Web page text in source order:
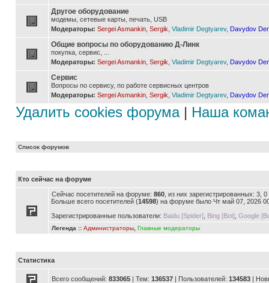
Другое оборудование
модемы, сетевые карты, печать, USB
Модераторы: Sergei Asmankin Sergik Vladimir Degtyarev, Davydov
Общие вопросы по оборудованию Д-Линк
покупка, сервис, ...
Модераторы: Sergei Asmankin Sergik Vladimir Degtyarev, Davydov
Сервис
Вопросы по сервису, по работе сервисных центров
Модераторы: Sergei Asmankin Sergik Vladimir Degtyarev, Davydov
Удалить cookies форума| Наша
Список форумов
Кто сейчас на форуме
Сейчас посетителей на форуме: 860 , из них зарегистрированных: 3,
Больше всего посетителей (14598) на форуме было Чт май 07, 2026
Зарегистрированные пользователи: Baidu [Spider] Bing [Bot] Google
Легенда :: Администраторы Главные модераторы
Статистика
Всего сообщений: 833065 | Тем: 136537 | Пользователей: 134583 |